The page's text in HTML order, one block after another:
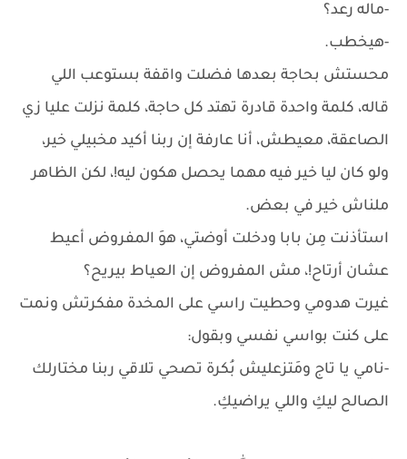
-ماله رعد؟
-هيخطب.
محستش بحاجة بعدها فضلت واقفة بستوعب اللي
قاله، كلمة واحدة قادرة تهتد كل حاجة، كلمة نزلت عليا زي
الصاعقة، معيطش، أنا عارفة إن ربنا أكيد مخبيلي خير،
ولو كان ليا خير فيه مهما يحصل هكون ليه!، لكن الظاهر
ملناش خير في بعض.
استأذنت مِن بابا ودخلت أوضتي، هوَ المفروض أعيط
عشان أرتاح!، مش المفروض إن العياط بيريح؟
غيرت هدومي وحطيت راسي على المخدة مفكرتش ونمت
على كنت بواسي نفسي وبقول:
-نامي يا تاج ومَتزعليش بُكرة تصحي تلاقي ربنا مختارلك
الصالح ليكِ واللي يراضيكِ.